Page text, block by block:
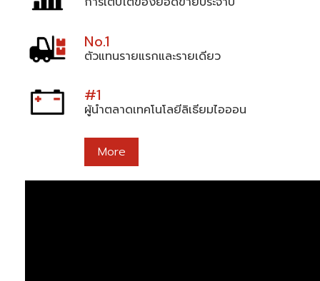
No.1
ตัวแทนรายแรกและรายเดียว
#1
ผู้นำตลาดเทคโนโลยีลิเธียมไอออน
More